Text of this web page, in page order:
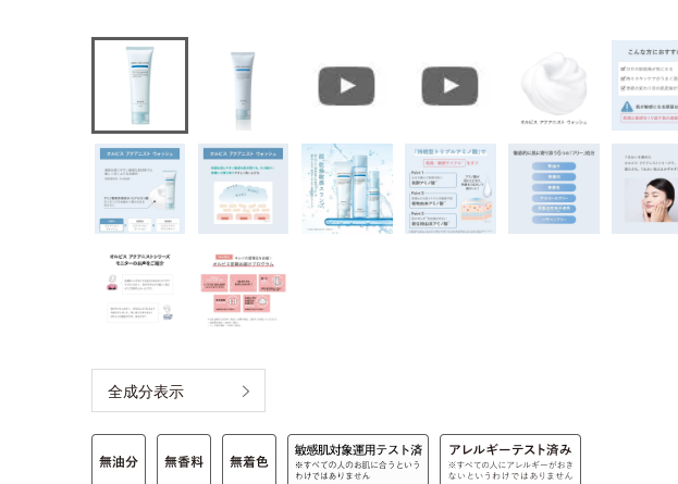
全成分表示